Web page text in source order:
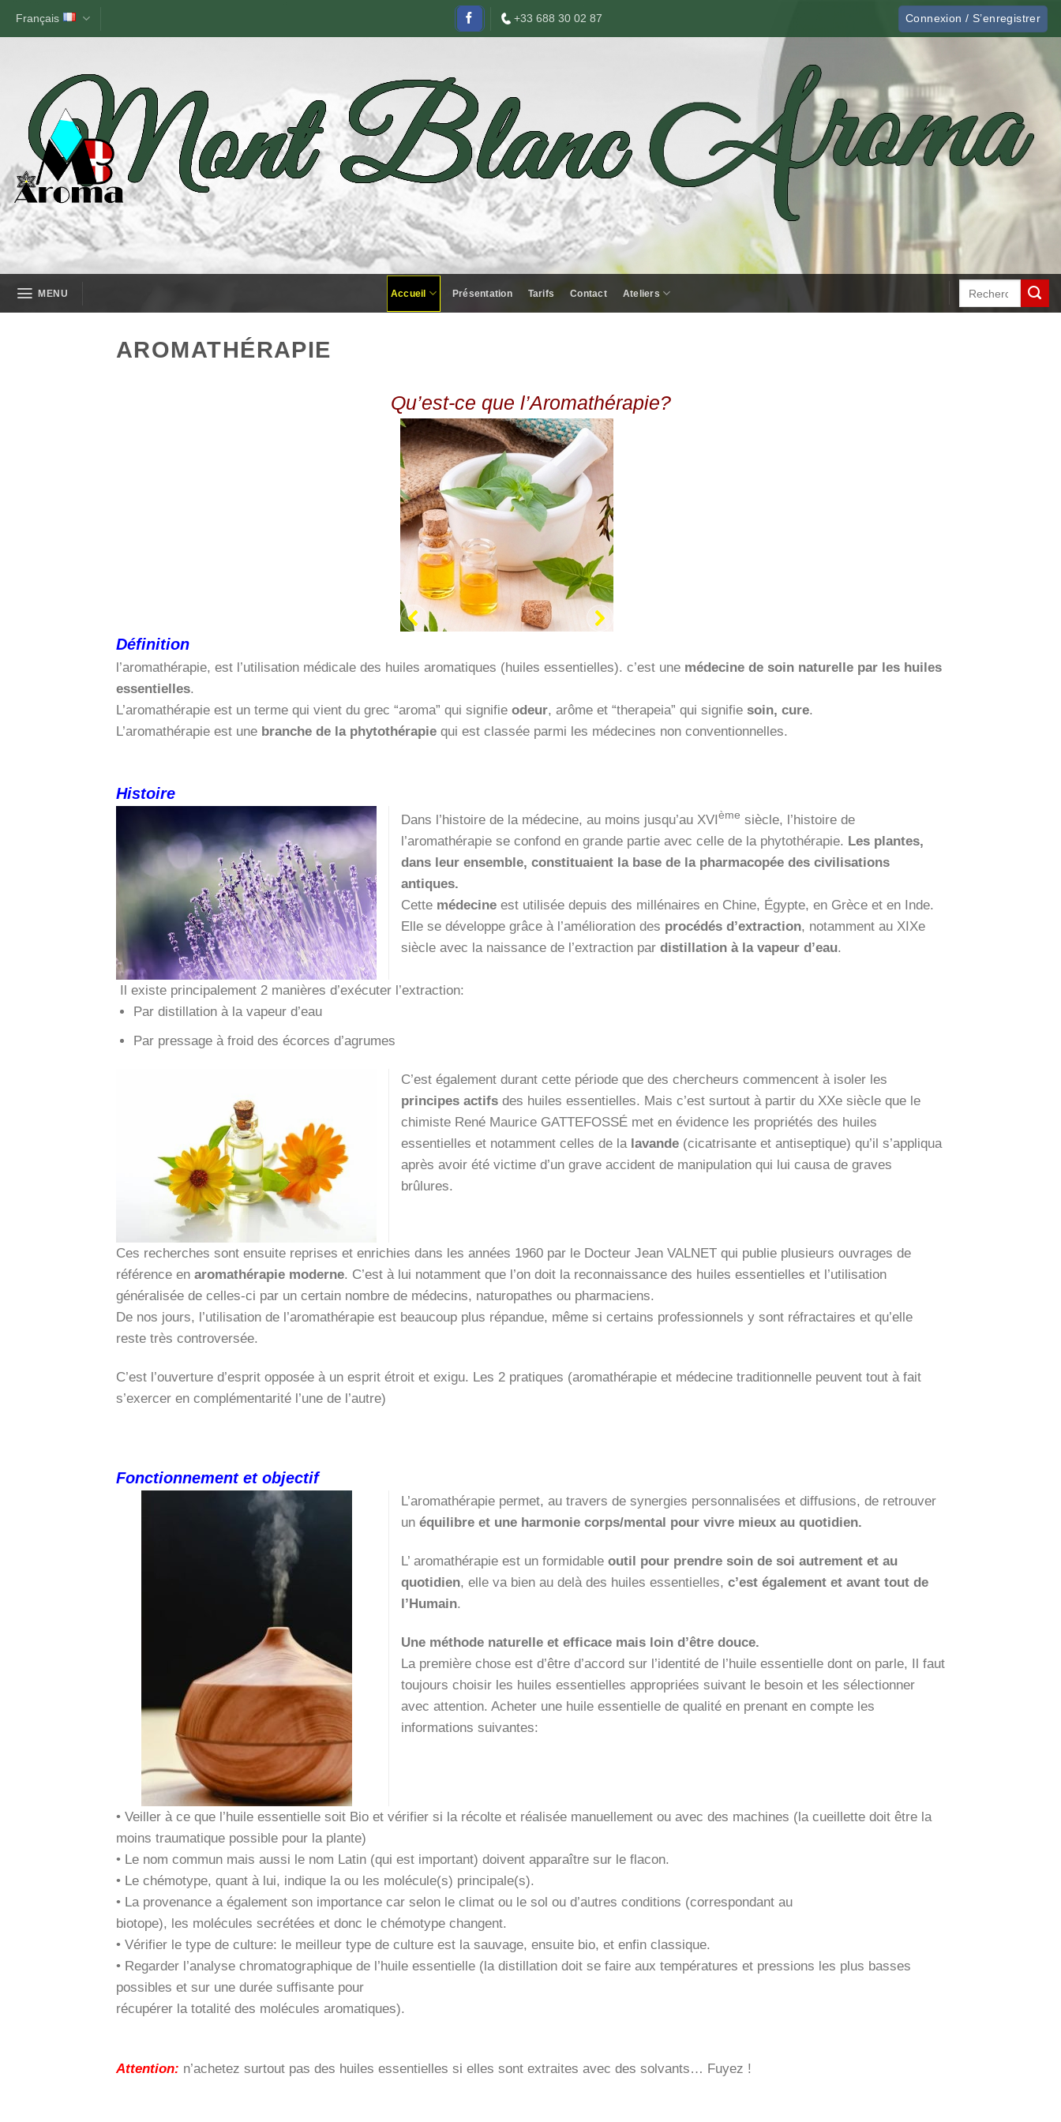
Français +33 688 30 02 87 Connexion / S’enregistrer
MENU Accueil Présentation Tarifs Contact Ateliers
AROMATHÉRAPIE
Qu’est-ce que l’Aromathérapie?
Définition
l’aromathérapie, est l’utilisation médicale des huiles aromatiques (huiles essentielles). c’est une médecine de soin naturelle par les huiles
essentielles.
L’aromathérapie est un terme qui vient du grec “aroma” qui signifie odeur, arôme et “therapeia” qui signifie soin, cure.
L’aromathérapie est une branche de la phytothérapie qui est classée parmi les médecines non conventionnelles.
Histoire
Dans l’histoire de la médecine, au moins jusqu’au XVIème siècle, l’histoire de
l’aromathérapie se confond en grande partie avec celle de la phytothérapie. Les plantes,
dans leur ensemble, constituaient la base de la pharmacopée des civilisations
antiques.
Cette médecine est utilisée depuis des millénaires en Chine, Égypte, en Grèce et en Inde.
Elle se développe grâce à l’amélioration des procédés d’extraction, notamment au XIXe
siècle avec la naissance de l’extraction par distillation à la vapeur d’eau.
Il existe principalement 2 manières d’exécuter l’extraction:
Par distillation à la vapeur d’eau
Par pressage à froid des écorces d’agrumes
C’est également durant cette période que des chercheurs commencent à isoler les
principes actifs des huiles essentielles. Mais c’est surtout à partir du XXe siècle que le
chimiste René Maurice GATTEFOSSÉ met en évidence les propriétés des huiles
essentielles et notamment celles de la lavande (cicatrisante et antiseptique) qu’il s’appliqua
après avoir été victime d’un grave accident de manipulation qui lui causa de graves
brûlures.
Ces recherches sont ensuite reprises et enrichies dans les années 1960 par le Docteur Jean VALNET qui publie plusieurs ouvrages de
référence en aromathérapie moderne. C’est à lui notamment que l’on doit la reconnaissance des huiles essentielles et l’utilisation
généralisée de celles-ci par un certain nombre de médecins, naturopathes ou pharmaciens.
De nos jours, l’utilisation de l’aromathérapie est beaucoup plus répandue, même si certains professionnels y sont réfractaires et qu’elle
reste très controversée.
C’est l’ouverture d’esprit opposée à un esprit étroit et exigu. Les 2 pratiques (aromathérapie et médecine traditionnelle peuvent tout à fait
s’exercer en complémentarité l’une de l’autre)
Fonctionnement et objectif
L’aromathérapie permet, au travers de synergies personnalisées et diffusions, de retrouver
un équilibre et une harmonie corps/mental pour vivre mieux au quotidien.
L’ aromathérapie est un formidable outil pour prendre soin de soi autrement et au
quotidien, elle va bien au delà des huiles essentielles, c’est également et avant tout de
l’Humain.
Une méthode naturelle et efficace mais loin d’être douce.
La première chose est d’être d’accord sur l’identité de l’huile essentielle dont on parle, Il faut
toujours choisir les huiles essentielles appropriées suivant le besoin et les sélectionner
avec attention. Acheter une huile essentielle de qualité en prenant en compte les
informations suivantes:
• Veiller à ce que l’huile essentielle soit Bio et vérifier si la récolte et réalisée manuellement ou avec des machines (la cueillette doit être la
moins traumatique possible pour la plante)
• Le nom commun mais aussi le nom Latin (qui est important) doivent apparaître sur le flacon.
• Le chémotype, quant à lui, indique la ou les molécule(s) principale(s).
• La provenance a également son importance car selon le climat ou le sol ou d’autres conditions (correspondant au
biotope), les molécules secrétées et donc le chémotype changent.
• Vérifier le type de culture: le meilleur type de culture est la sauvage, ensuite bio, et enfin classique.
• Regarder l’analyse chromatographique de l’huile essentielle (la distillation doit se faire aux températures et pressions les plus basses
possibles et sur une durée suffisante pour
récupérer la totalité des molécules aromatiques).
Attention: n’achetez surtout pas des huiles essentielles si elles sont extraites avec des solvants… Fuyez !